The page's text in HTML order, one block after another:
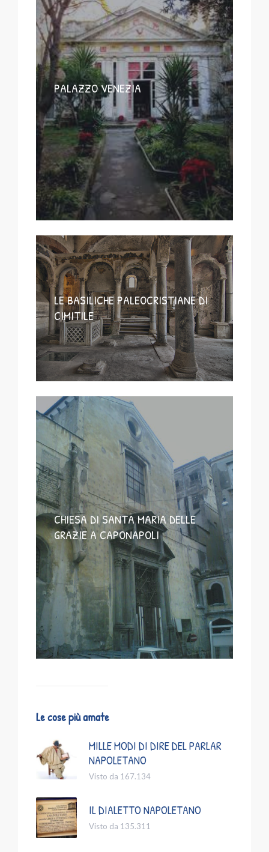
PALAZZO VENEZIA
LE BASILICHE PALEOCRISTIANE DI
CIMITILE
CHIESA DI SANTA MARIA DELLE
GRAZIE A CAPONAPOLI
Le cose più amate
MILLE MODI DI DIRE DEL PARLAR
NAPOLETANO
Visto da 167.134
IL DIALETTO NAPOLETANO
Visto da 135.311